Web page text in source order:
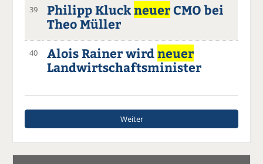
39 Philipp KluckneuerCMO bei
Theo Müller
40 Alois Rainer wirdneuer
Landwirtschaftsminister
Weiter